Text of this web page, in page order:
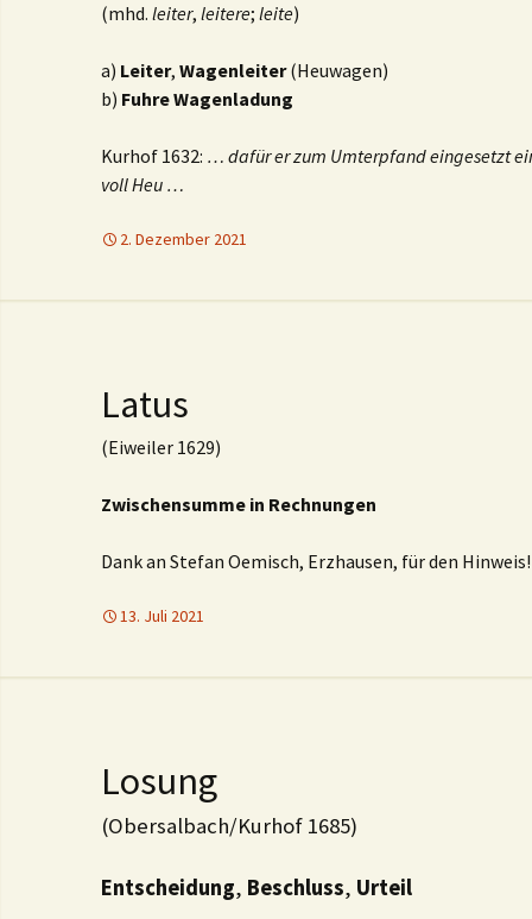
(mhd. leiter, leitere; leite)
a) Leiter, Wagenleiter(Heuwagen)
b) FuhreWagenladung
Kurhof 1632: … dafür er zum Umterpfand eingesetzt
voll Heu …
2. Dezember 2021
Latus
(Eiweiler 1629)
Zwischensumme in Rechnungen
Dank an Stefan Oemisch, Erzhausen, für den Hinweis!
13. Juli 2021
Losung
(Obersalbach/Kurhof 1685)
Entscheidung, Beschluss, Urteil